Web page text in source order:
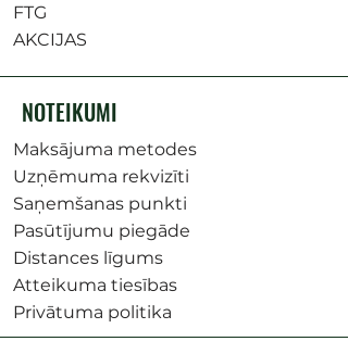
FTG
AKCIJAS
NOTEIKUMI
Maksājuma metodes
Uzņēmuma rekvizīti
Saņemšanas punkti
Pasūtījumu piegāde
Distances līgums
Atteikuma tiesības
Privātuma politika